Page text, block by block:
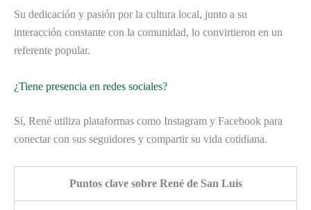
Su dedicación y pasión por la cultura local, junto a su
interacción constante con la comunidad, lo convirtieron en un
referente popular.
¿Tiene presencia en redes sociales?
Sí, René utiliza plataformas como Instagram y Facebook para
conectar con sus seguidores y compartir su vida cotidiana.
Puntos clave sobre René de San Luis